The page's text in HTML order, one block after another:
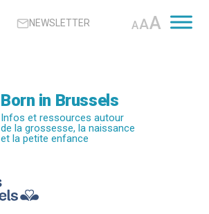
NEWSLETTER AAA
Born in Brussels
Infos et ressources autour
de la grossesse, la naissance
et la petite enfance